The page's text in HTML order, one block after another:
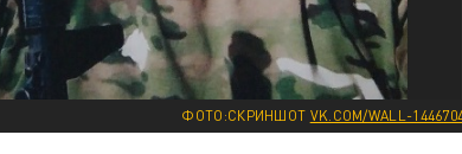
ФОТО:СКРИНШОТ VK.COM/WALL-